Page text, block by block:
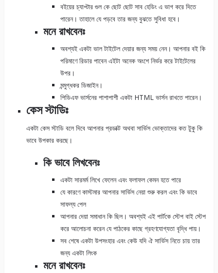
বইয়ের চ্যাপ্টার গুল কে ছোট ছোট সাব হেডিং এ ভাগ করে দিতে
পারেন। তাহালে যে পড়বে তার জন্য বুঝতে সুবিধা হবে।
মনে রাখবেনঃ
অবশ্যই একটা ভাল টাইটেল দেয়ার জন্য সময় নেন। আপনার বই কি
পরিমাণে রিডার পাবেন এইটা অনেক অংশে নির্ভর করে টাইটেলের
উপর।
মন্মুগ্ধকর ডিজাইন।
পিডিএফ ভার্সনের পাশাপাশী একটা HTML ভার্সন রাখতে পারেন।
কেস স্টাডিঃ
একটা কেস স্টাডি বলে দিবে আপনার প্রডাক্ট অথবা সার্ভিস ভোক্তাদের কত টুকু কি
ভাবে উপকার করছে।
কি ভাবে লিখবেনঃ
একটা সারমর্ম লিখে ফেলেন এবং ফলাফল কেমন হতে পারে
যে কারণে কাস্টমার আপনার সার্ভিস নেয়া শুরু করল এবং কি ভাবে
সাফল্য পেল
আপনার দেয়া সমাধান কি ছিল। অবশ্যই এই পার্টকে স্টেপ বাই স্টেপ
করে আলোচনা করেন যে পাঠকের কাছে গ্রহণযোগ্যতা বৃদ্ধি পায়।
সব শেষে একটা উপসংহার এবং কেউ যদি ঐ সার্ভিস নিতে চায় তার
জন্য একটা লিংক
মনে রাখবেনঃ